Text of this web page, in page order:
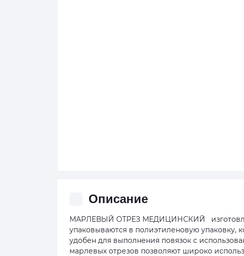
Описание
МАРЛЕВЫЙ ОТРЕЗ МЕДИЦИНСКИЙ
упаковываются в полиэтиленовую упаковку,
удобен для выполнения повязок с
марлевых отрезов позволяют широко